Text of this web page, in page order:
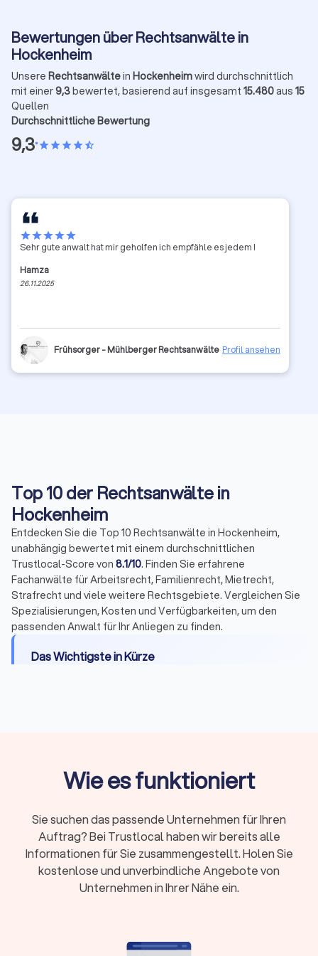
Bewertungen über Rechtsanwälte in
Hockenheim
Unsere Rechtsanwältein Hockenheimwird durchschnittlich
mit einer9,3bewertet, basierend auf insgesamt 15.480aus 15
Quellen
Durchschnittliche Bewertung
9,3•starstarstarstarstar_half
starstarstarstarstar
Sehr gute anwalt hat mir geholfen ich empfähle es jedem !
Hamza
26.11.2025
Frühsorger - Mühlberger Rechtsanwälte Profil ansehen
Top 10 der Rechtsanwälte in
Hockenheim
Entdecken Sie die Top 10 Rechtsanwälte in Hockenheim,
unabhängig bewertet mit einem durchschnittlichen
Trustlocal-Score von 8.1/10. Finden Sie erfahrene
Fachanwälte für Arbeitsrecht, Familienrecht, Mietrecht,
Strafrecht und viele weitere Rechtsgebiete. Vergleichen Sie
Spezialisierungen, Kosten und Verfügbarkeiten, um den
passenden Anwalt für Ihr Anliegen zu finden.
Das Wichtigste in Kürze
kostenlos
nachgewiesene Expertise durch Fortbildungen
Kosten:RVG-Gebühren, Stundensätze (180-350
Euro) oder Pauschalpreise je nach Fall
Rechtsschutz:Prüfen Sie Versicherungsschutz
oder Prozesskostenhilfe bei geringem
Wie es funktioniert
Sie suchen das passende Unternehmen für Ihren
Auftrag? Bei Trustlocal haben wir bereits alle
Informationen für Sie zusammengestellt. Holen Sie
kostenlose und unverbindliche Angebote von
Unternehmen in Ihrer Nähe ein.